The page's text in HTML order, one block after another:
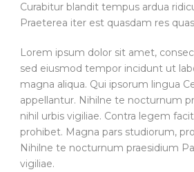
Curabitur blandit tempus ardua
Praeterea iter est quasdam res
Lorem ipsum dolor sit amet,
sed eiusmod tempor incidunt ut
magna aliqua. Qui ipsorum lingua
appellantur. Nihilne te nocturnum
nihil urbis vigiliae. Contra legem
prohibet. Magna pars studiorum,
Nihilne te nocturnum praesidium
vigiliae.